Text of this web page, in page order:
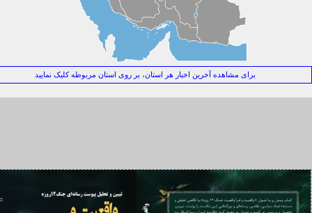
و سقوط اخلاق سیاسی آمریکا
عبور از بحران‌ها
ترامپ برای جنگ‌های بی‌پایان
۲۰۲۶؛ وقتی فینال فوتبال به همه‌پرسی جهانی درباره فلسطین تبدیل می شود
رابرت پیپ واکنش نشان می‌دهد: دگرگونی بنیادین در معماری قدرت
و راهبرد آشوب
برای مشاهده آخرین اخبار هر استان، بر روی استان مربوطه کلیک نمایید